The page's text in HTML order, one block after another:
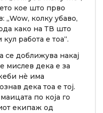
кое што прво
„Wow, колку убаво,
како на ТВ што
работа е тоа“.
доближува накај
мислев дека е за
нè има
дека тоа е тој.
по која го
екипаж од